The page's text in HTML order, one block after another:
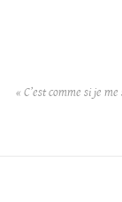
« C’est comme si je